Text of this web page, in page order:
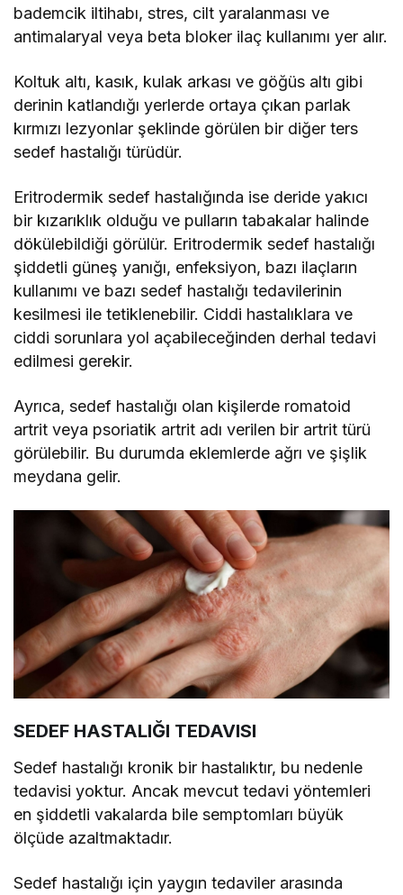
bademcik iltihabı, stres, cilt yaralanması ve
antimalaryal veya beta bloker ilaç kullanımı yer alır.
Koltuk altı, kasık, kulak arkası ve göğüs altı gibi
derinin katlandığı yerlerde ortaya çıkan parlak
kırmızı lezyonlar şeklinde görülen bir diğer ters
sedef hastalığı türüdür.
Eritrodermik sedef hastalığında ise deride yakıcı
bir kızarıklık olduğu ve pulların tabakalar halinde
dökülebildiği görülür. Eritrodermik sedef hastalığı
şiddetli güneş yanığı, enfeksiyon, bazı ilaçların
kullanımı ve bazı sedef hastalığı tedavilerinin
kesilmesi ile tetiklenebilir. Ciddi hastalıklara ve
ciddi sorunlara yol açabileceğinden derhal tedavi
edilmesi gerekir.
Ayrıca, sedef hastalığı olan kişilerde romatoid
artrit veya psoriatik artrit adı verilen bir artrit türü
görülebilir. Bu durumda eklemlerde ağrı ve şişlik
meydana gelir.
SEDEF HASTALIĞI TEDAVISI
Sedef hastalığı kronik bir hastalıktır, bu nedenle
tedavisi yoktur. Ancak mevcut tedavi yöntemleri
en şiddetli vakalarda bile semptomları büyük
ölçüde azaltmaktadır.
Sedef hastalığı için yaygın tedaviler arasında